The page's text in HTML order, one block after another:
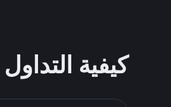
كيفية